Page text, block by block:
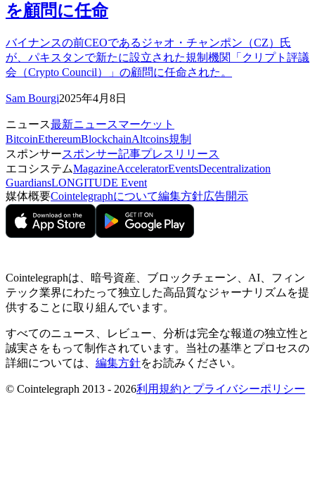
を顧問に任命
バイナンスの前CEOであるジャオ・チャンポン（CZ）氏
が、パキスタンで新たに設立された規制機関「クリプト評議
会（Crypto Council）」の顧問に任命された。
Sam Bourgi2025年4月8日
ニュース最新ニュースマーケット
BitcoinEthereumBlockchainAltcoins規制
スポンサースポンサー記事プレスリリース
エコシステムMagazineAcceleratorEventsDecentralization
GuardiansLONGITUDE Event
媒体概要Cointelegraphについて編集方針広告開示
Cointelegraphは、暗号資産、ブロックチェーン、AI、フィン
テック業界にわたって独立した高品質なジャーナリズムを提
供することに取り組んでいます。
すべてのニュース、レビュー、分析は完全な報道の独立性と
誠実さをもって制作されています。当社の基準とプロセスの
詳細については、 編集方針をお読みください。
© Cointelegraph 2013 - 2026利用規約とプライバシーポリシー